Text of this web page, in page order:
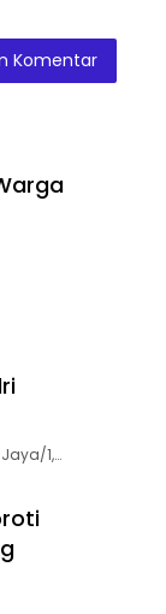
1,…